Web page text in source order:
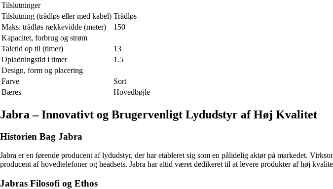
Tilslutninger
Tilslutning (trådløs eller med kabel) Trådløs
Maks. trådløs rækkevidde (meter)
150
Kapacitet, forbrug og strøm
Taletid op til (timer)
13
Opladningstid i timer
1.5
Design, form og placering
Farve
Sort
Bæres
Hovedbøjle
Jabra – Innovativt og Brugervenligt Lydudstyr af Høj Kvalitet
Historien Bag Jabra
Jabra er en førende producent af lydudstyr, der har etableret sig som en pålidelig aktør på markedet.
producent af hovedtelefoner og headsets. Jabra har altid været dedikeret til at levere produkter af høj
Jabras Filosofi og Ethos